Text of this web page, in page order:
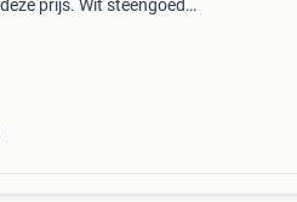
prijs. Wit steengoed